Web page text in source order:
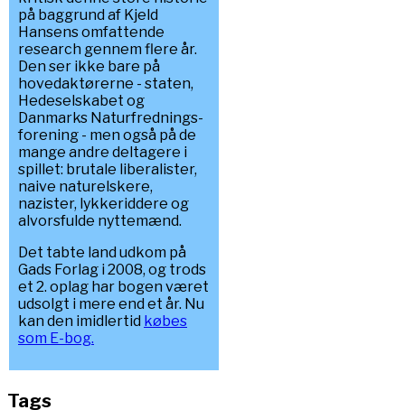
på baggrund af Kjeld
Hansens omfattende
research gennem flere år.
Den ser ikke bare på
hovedaktørerne - staten,
Hedeselskabet og
Danmarks Naturfrednings-
forening - men også på de
mange andre deltagere i
spillet: brutale liberalister,
naive naturelskere,
nazister, lykkeriddere og
alvorsfulde nyttemænd.
Det tabte land udkom på
Gads Forlag i 2008, og trods
et 2. oplag har bogen været
udsolgt i mere end et år. Nu
kan den imidlertid købes
som E-bog.
Tags